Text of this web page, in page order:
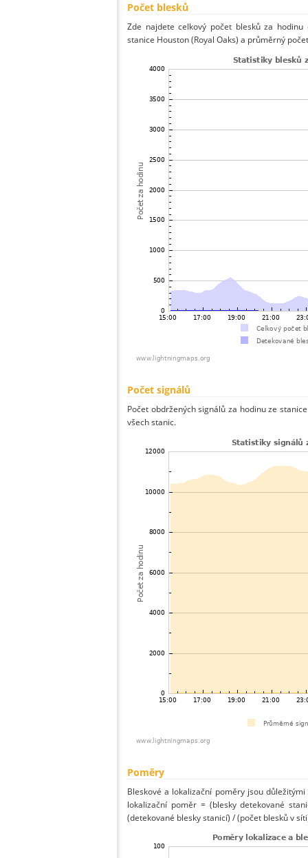
Počet blesků
Zde najdete celkový počet blesků za
stanice Houston (Royal Oaks) a průměrný
Počet signálů
Počet obdržených signálů za hodinu ze
všech stanic.
Poměry
Bleskové a lokalizační poměry jsou
lokalizační poměr = (blesky detekované
(detekované blesky stanicí) / (počet blesků v